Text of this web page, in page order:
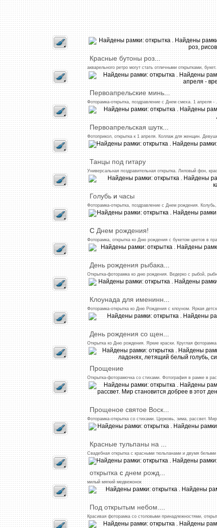
Красные бутоны роз...
акварельного ретро могут стать отличными открытками, букет
Первоапрельские минь...
Фоторамка-открытка, поздравлениес Днем смеха. 1 апреля -
Первоапрельская шутк...
Фотоприкол, открытка к 1 апреля. Коллаж для женщин.
Танцы под гитару
Универсальная поздравительная открытка. Лиловый фон,
Голубьичасы
Фоторамка-открытка, поздравлениес Днем рождения. Колубь,
СДнем рождения!
Фоторамка, открытка ко Дню рождения сбукетом цветоввпра
День рождения рыбака...
Открытка-фоторамка ко дню рождения. Ведерко с рыбой,
Клоунада для именинн...
Фоторамка-открытка ко Дню Рожденияс клоуном. Яркая
День рождения со щен...
Открытка ко Дню рождения. Яркие краски. Круглая
Прощение
Открытка-фоторамочка со стихами. Фотография врамке в
Прощеное святое Воск...
Фоторамка-открытка со стихами. Церковь, зима, рассвет. Мир
Красные тульпаны на...
Свадебная открыткаскрасными тюльпанами идвумя белыми
открыткасднем рожд...
милый мягкий медвежонок
Под открытым небом....
Красивая фоторамка со столовыми принадлежностями,